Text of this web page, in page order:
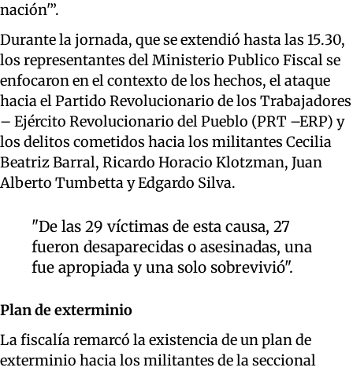
nación'”.
Durante la jornada, que se extendió hasta las 15.30,
los representantes del Ministerio Publico Fiscal se
enfocaron en el contexto de los hechos, el ataque
hacia el Partido Revolucionario de los Trabajadores
– Ejército Revolucionario del Pueblo (PRT –ERP) y
los delitos cometidos hacia los militantes Cecilia
Beatriz Barral, Ricardo Horacio Klotzman, Juan
Alberto Tumbetta y Edgardo Silva.
"De las 29 víctimas de esta causa, 27
fueron desaparecidas o asesinadas, una
fue apropiada y una solo sobrevivió".
Plan de exterminio
La fiscalía remarcó la existencia de un plan de
exterminio hacia los militantes de la seccional